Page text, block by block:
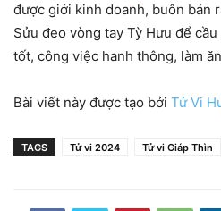
được giới kinh doanh, buôn bán
Sửu đeo vòng tay Tỳ Hưu để
tốt, công việc hanh thông, làm
Bài viết này được tạo bởi Tử Vi
TAGS Tử vi 2024 Tử vi Giáp Thìn